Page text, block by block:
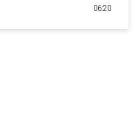
06:20